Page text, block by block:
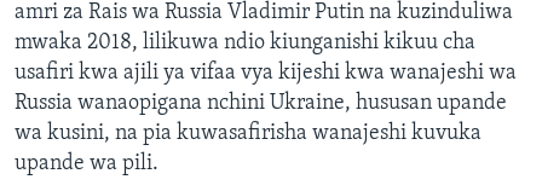
amri za Rais wa Russia Vladimir Putin na kuzinduliwa
mwaka 2018, lilikuwa ndio kiunganishi kikuu cha
usafiri kwa ajili ya vifaa vya kijeshi kwa wanajeshi wa
Russia wanaopigana nchini Ukraine, hususan upande
wa kusini, na pia kuwasafirisha wanajeshi kuvuka
upande wa pili.